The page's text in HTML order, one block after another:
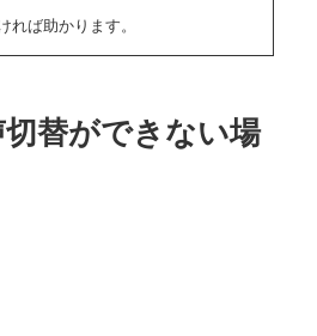
ば助かります。
替ができない場